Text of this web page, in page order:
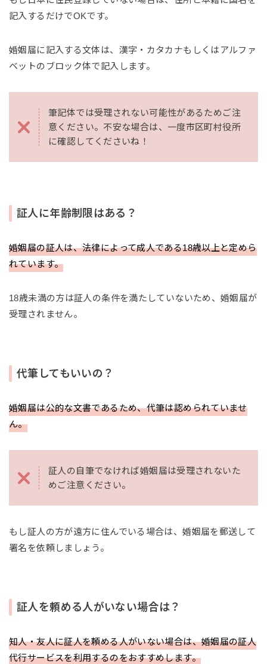
記入するだけでOKです。
婚姻届に記入する文体は、漢字・カタカナもしくはアルファ
ベットのブロック体で記入します。
筆記体では受理されない可能性があるためご注
意ください。不安な場合は、一度市区町村役所
に確認してくださいね！
証人に年齢制限はある？
婚姻届の証人は、法律によって成人である18歳以上と定めら
れています。
18歳未満の方は証人の条件を満たしていないため、婚姻届が
受理されません。
代筆してもいいの？
婚姻届は公的な文書であるため、代筆は認められていませ
ん。
証人の自筆でなければ婚姻届は受理されないた
めご注意ください。
もし証人の方が遠方に住んでいる場合は、婚姻届を郵送して
署名を依頼しましょう。
証人を頼める人がいない場合は？
知人・友人に証人を頼める人がいない場合は、婚姻届の証人
代行サービスを利用するのをおすすめします。